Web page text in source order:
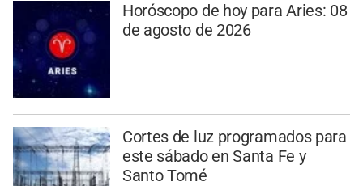
Horóscopo de hoy para Aries: 08
de agosto de 2026
Cortes de luz programados para
este sábado en Santa Fe y
Santo Tomé